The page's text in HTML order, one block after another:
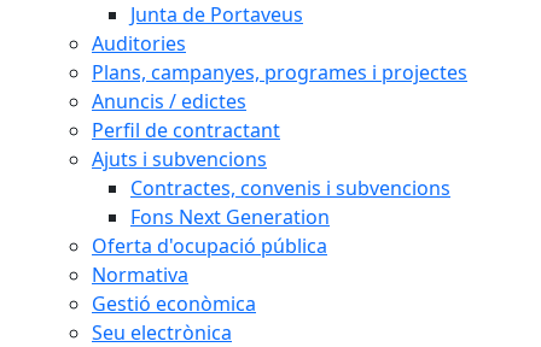
Junta de Portaveus
Auditories
Plans, campanyes, programes i projectes
Anuncis / edictes
Perfil de contractant
Ajuts i subvencions
Contractes, convenis i subvencions
Fons Next Generation
Oferta d'ocupació pública
Normativa
Gestió econòmica
Seu electrònica